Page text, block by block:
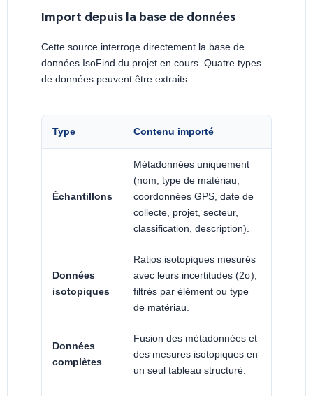
Import depuis la base de données
Cette source interroge directement la base de
données IsoFind du projet en cours. Quatre types
de données peuvent être extraits :
Type Contenu importé
Échantillons
Métadonnées uniquement
(nom, type de matériau,
coordonnées GPS, date de
collecte, projet, secteur,
classification, description).
Données
isotopiques
Ratios isotopiques mesurés
avec leurs incertitudes (2σ),
filtrés par élément ou type
de matériau.
Données
complètes
Fusion des métadonnées et
des mesures isotopiques en
un seul tableau structuré.